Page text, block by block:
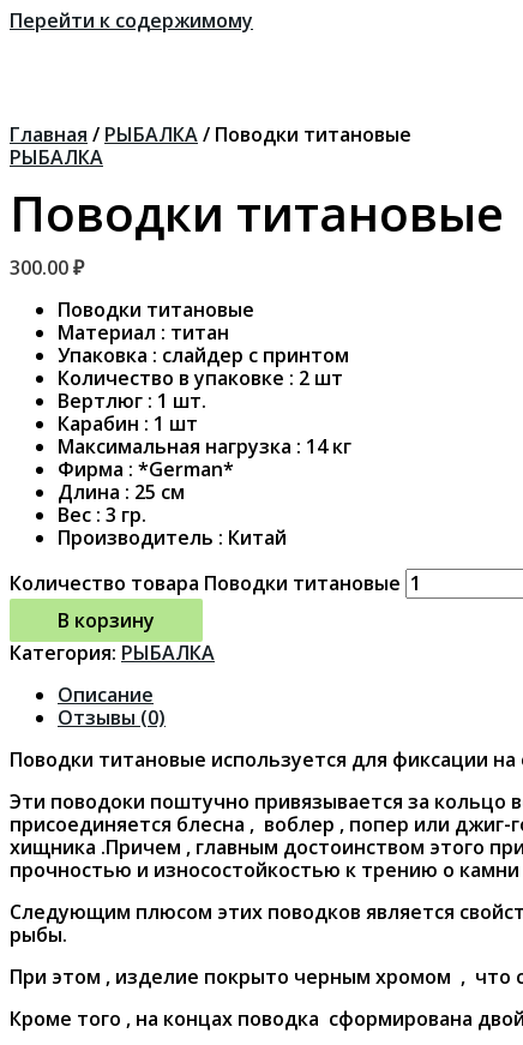
Перейти к содержимому
Главная / РЫБАЛКА/ Поводки титановые
РЫБАЛКА
Поводки титановые
300.00₽
Поводки титановые
Материал : титан
Упаковка : слайдер с принтом
Количество в упаковке : 2 шт
Вертлюг : 1 шт.
Карабин : 1 шт
Максимальная нагрузка : 14 кг
Фирма : *German*
Длина : 25 см
Вес : 3 гр.
Производитель : Китай
Количество товара Поводки титановые
В корзину
Категория: РЫБАЛКА
Описание
Отзывы (0)
Поводки титановые используется для фиксации
Эти поводоки поштучно привязывается за кольцо
присоединяется блесна , воблер , попер или
хищника .Причем , главным достоинством этого
прочностью и износостойкостью к трению о
Следующим плюсом этих поводков является
рыбы.
При этом , изделие покрыто черным хромом , что
Кроме того , на концах поводка сформирована